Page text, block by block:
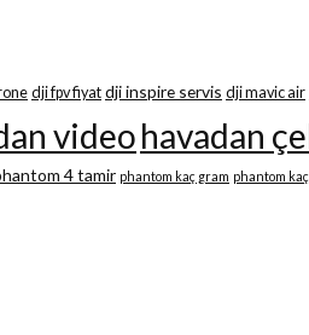
dji fpv fiyat dji inspire servis dji mavic air
videohavadan
4 tamir phantom kaç gram phantom